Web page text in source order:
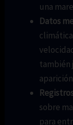
una
Datos
también
sobre
para